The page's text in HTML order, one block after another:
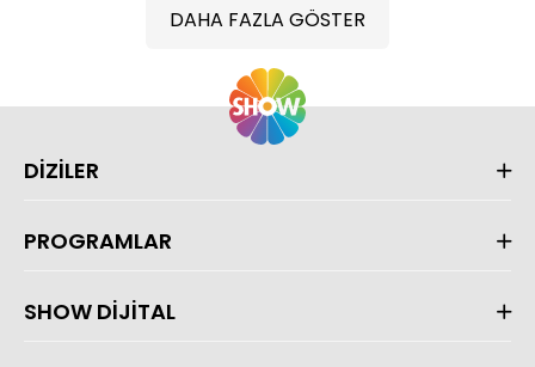
DAHA FAZLA GÖSTER
DİZİLER
PROGRAMLAR
SHOW DİJİTAL